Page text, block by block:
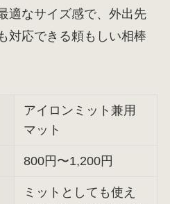
適なサイズ感で、外出先
対応できる頼もしい相棒
アイロンミット兼用
マット
800円〜1,200円
ミットとしても使え